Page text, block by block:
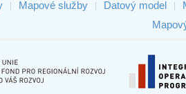
Mapové služby Datový model